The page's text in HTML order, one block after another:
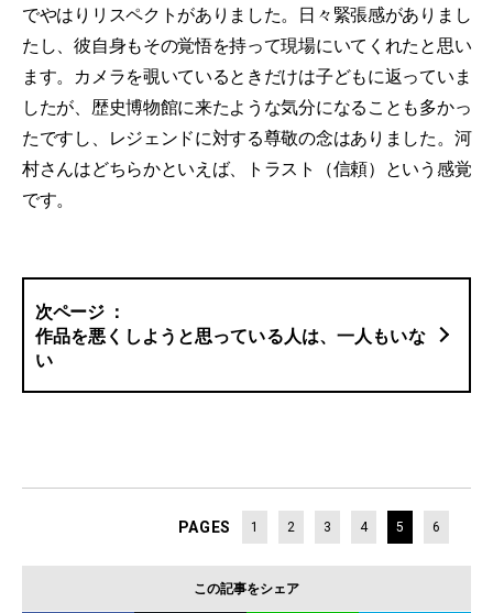
でやはりリスペクトがありました。日々緊張感がありまし
たし、彼自身もその覚悟を持って現場にいてくれたと思い
ます。カメラを覗いているときだけは子どもに返っていま
したが、歴史博物館に来たような気分になることも多かっ
たですし、レジェンドに対する尊敬の念はありました。河
村さんはどちらかといえば、トラスト（信頼）という感覚
です。
作品を悪くしようと思っている人は、一人もいな
い
PAGES 1 2 3 4 5 6
この記事をシェア